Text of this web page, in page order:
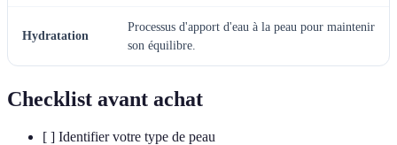
Hydratation
Processus d'apport d'eau à la peau pour maintenir
son équilibre.
Checklist avant achat
[ ] Identifier votre type de peau